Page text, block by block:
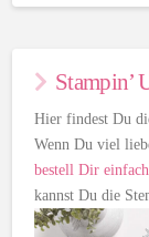
Stampin’
Hier findest Du
Wenn Du viel
bestell Dir
kannst Du die